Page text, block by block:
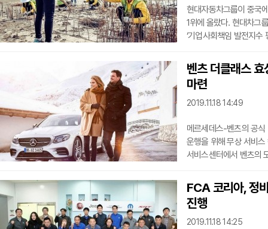
현대자동차그룹이 중국
1위에 올랐다. 현대차그룹은 현지 가장 권위 있는 지수인 중국사회과학원 CSR연구센터의
‘기업사회책임 발전지수
자국에서 300개 기업(
기업의 사회공헌활동과
등을 평가한다. 현대차그룹은 전체 기업 순위에서도 지난해보다 한단계 상승한 4위를
기록했다.
벤츠 더클래스
마련
2019.11.18 14:49
메르세데스-벤츠의 공
운행을 위해 무상 서비스 캠페인을
서비스센터에서 벤츠의
펼친다고 18일 밝혔다. 고객은 행사 기간 겨울철 주요 교환 부품인 브레이크 액, 배터리,
와이퍼 블레이드, 부동
더클래스 효성은 행사
혜택을 제공하고, 메르세
FCA 코리아, 정
진행
2019.11.18 14:25